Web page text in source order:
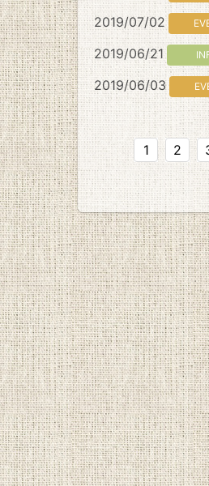
2019/07/02
2019/06/21
2019/06/03
1 2